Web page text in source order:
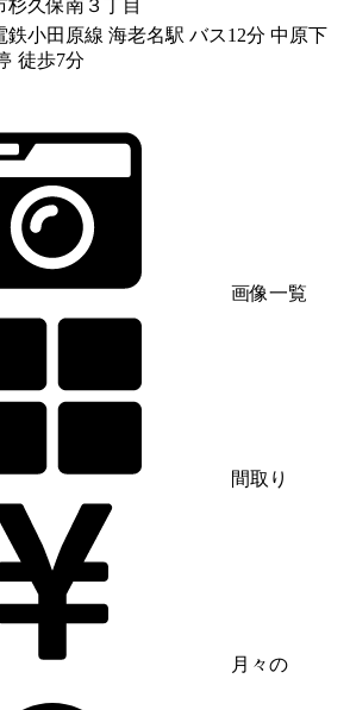
杉久保南３丁目
鉄小田原線 海老名駅 バス12分 中原下
徒歩7分
画像一覧
間取り
月々の